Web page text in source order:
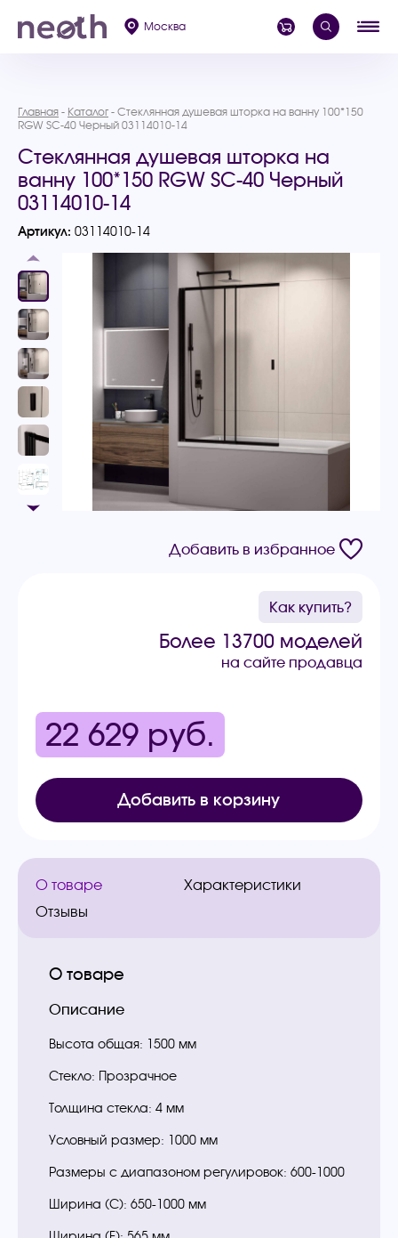
Москва
Главная Каталог
Стеклянная душевая шторка на ванну 100*150
RGW SC-40 Черный 03114010-14
Стеклянная душевая шторка на
ванну 100*150 RGW SC-40 Черный
03114010-14
Артикул: 03114010-14
Добавить в избранное
Как купить?
Более 13700 моделей
на сайте продавца
22 629 руб.
Добавить в корзину
О товаре
Характеристики
Отзывы
О товаре
Описание
Высота общая: 1500 мм
Стекло: Прозрачное
Толщина стекла: 4 мм
Условный размер: 1000 мм
Размеры с диапазоном регулировок: 600-1000
Ширина (C): 650-1000 мм